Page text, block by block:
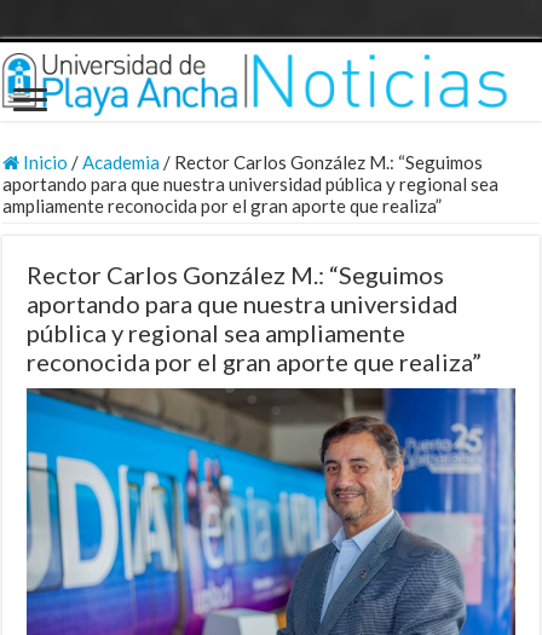
Inicio /Academia/ Rector Carlos González M.: “Seguimos
aportando para que nuestra universidad pública y regional sea
ampliamente reconocida por el gran aporte que realiza”
Rector Carlos González M.: “Seguimos
aportando para que nuestra universidad
pública y regional sea ampliamente
reconocida por el gran aporte que realiza”